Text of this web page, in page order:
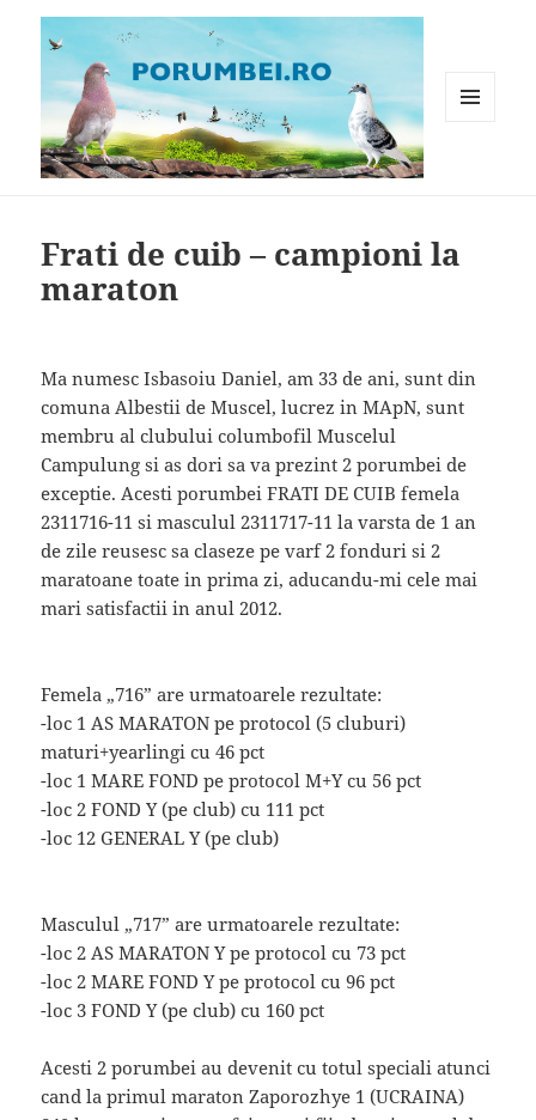
Frati de cuib – campioni la
maraton
Ma numesc Isbasoiu Daniel, am 33 de ani, sunt din
comuna Albestii de Muscel, lucrez in MApN, sunt
membru al clubului columbofil Muscelul
Campulung si as dori sa va prezint 2 porumbei de
exceptie. Acesti porumbei FRATI DE CUIB femela
2311716-11 si masculul 2311717-11 la varsta de 1 an
de zile reusesc sa claseze pe varf 2 fonduri si 2
maratoane toate in prima zi, aducandu-mi cele mai
mari satisfactii in anul 2012.
Femela „716” are urmatoarele rezultate:
-loc 1 AS MARATON pe protocol (5 cluburi)
maturi+yearlingi cu 46 pct
-loc 1 MARE FOND pe protocol M+Y cu 56 pct
-loc 2 FOND Y (pe club) cu 111 pct
-loc 12 GENERAL Y (pe club)
Masculul „717” are urmatoarele rezultate:
-loc 2 AS MARATON Y pe protocol cu 73 pct
-loc 2 MARE FOND Y pe protocol cu 96 pct
-loc 3 FOND Y (pe club) cu 160 pct
Acesti 2 porumbei au devenit cu totul speciali atunci
cand la primul maraton Zaporozhye 1 (UCRAINA)